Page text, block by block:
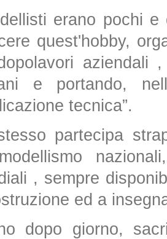
erano pochi
quest'hobby,
aziendali
e portando,
tecnica”.
partecipa
, sempre
ed a
dopo giorno,